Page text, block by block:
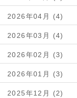
2026年04月 (4)
2026年03月 (4)
2026年02月 (3)
2026年01月 (3)
2025年12月 (2)